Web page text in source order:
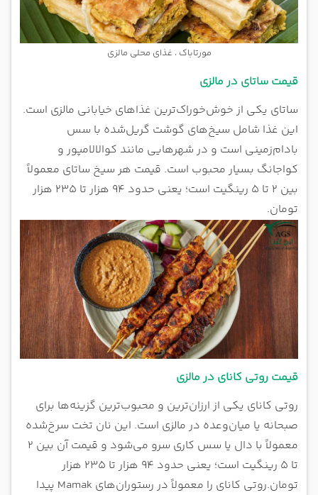
مورتاباک ، غذای محلی مالزی
قیمت ساتای در مالزی
ساتای یکی از خوش‌خوراک‌ترین غذاهای خیابانی مالزی است.
این غذا شامل سیخ‌های گوشت گریل‌شده با سس
بادام‌زمینی است و در شهرهایی مانند کوالالامپور و
کواجانگ بسیار محبوب است. قیمت هر سیخ ساتای معمولاً
بین ۲ تا ۵ رینگیت است؛ یعنی حدود ۹۴ هزار تا ۲۳۵ هزار
تومان.
قیمت روتی کانای در مالزی
روتی کانای یکی از ارزان‌ترین و محبوب‌ترین گزینه‌ها برای
صبحانه یا میان‌وعده در مالزی است. این نان تخت سرخ‌شده
معمولاً با دال یا سس کاری سرو می‌شود و قیمت آن بین ۲
تا ۵ رینگیت است؛ یعنی حدود ۹۴ هزار تا ۲۳۵ هزار
تومان.
روتی کانای را معمولاً در رستوران‌های Mamak پیدا